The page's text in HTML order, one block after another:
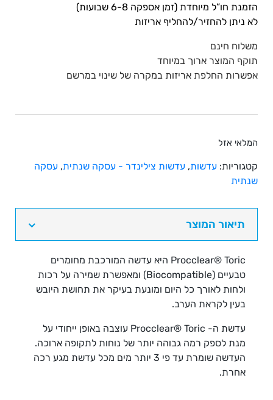
הזמנת חו”ל מיוחדת (זמן אספקה 6-8 שבועות)
לא ניתן להחזיר/להחליף אריזות
משלוח חינם
תוקף המוצר ארוך במיוחד
אפשרות החלפת אריזות במקרה של שינוי במרשם
המלאי אזל
קטגוריות: עדשות, עדשות צילינדר - עסקה שנתית, עסקה
שנתית
תיאור המוצר
Procclear® Toric היא עדשה המורכבת מחומרים
טבעיים (Biocompatible) ומאפשרת שמירה על רכות
ולחות לאורך כל היום ומונעת בעיקר את תחושת היובש
בעין לקראת הערב.
עדשת ה- Procclear® Toric עוצבה באופן ייחודי על
מנת לספק רמה גבוהה יותר של נוחות לתקופה ארוכה.
העדשה שומרת עד פי 3 יותר מים מכל עדשת מגע רכה
אחרת.